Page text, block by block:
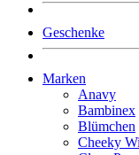
Geschenke
Marken
Anavy
Bambinex
Blümchen
Cheeky